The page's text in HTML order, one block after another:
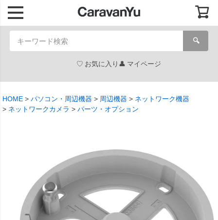
🔍
お気に入り マイページ
HOME パソコン・周辺機器 周辺機器
ネットワーク機器
ネットワークカメラ
パーツ・オプション